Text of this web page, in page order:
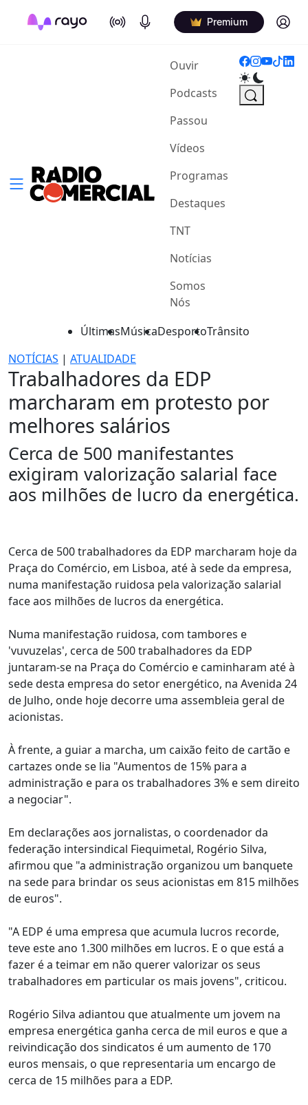
On Air Podcasts Premium Log in
Ouvir(current)
Podcasts
Passou
Vídeos
Programas
Destaques
TNT
Notícias
Somos
Nós
ÚltimasMúsicaDesportoTrânsito
NOTÍCIAS | ATUALIDADE
Trabalhadores da EDP
marcharam em protesto por
melhores salários
Cerca de 500 manifestantes
exigiram valorização salarial face
aos milhões de lucro da energética.
Cerca de 500 trabalhadores da EDP marcharam hoje da
Praça do Comércio, em Lisboa, até à sede da empresa,
numa manifestação ruidosa pela valorização salarial
face aos milhões de lucros da energética.
Numa manifestação ruidosa, com tambores e
'vuvuzelas', cerca de 500 trabalhadores da EDP
juntaram-se na Praça do Comércio e caminharam até à
sede desta empresa do setor energético, na Avenida 24
de Julho, onde hoje decorre uma assembleia geral de
acionistas.
À frente, a guiar a marcha, um caixão feito de cartão e
cartazes onde se lia "Aumentos de 15% para a
administração e para os trabalhadores 3% e sem direito
a negociar".
Em declarações aos jornalistas, o coordenador da
federação intersindical Fiequimetal, Rogério Silva,
afirmou que "a administração organizou um banquete
na sede para brindar os seus acionistas em 815 milhões
de euros".
"A EDP é uma empresa que acumula lucros recorde,
teve este ano 1.300 milhões em lucros. E o que está a
fazer é a teimar em não querer valorizar os seus
trabalhadores em particular os mais jovens", criticou.
Rogério Silva adiantou que atualmente um jovem na
empresa energética ganha cerca de mil euros e que a
reivindicação dos sindicatos é um aumento de 170
euros mensais, o que representaria um encargo de
cerca de 15 milhões para a EDP.